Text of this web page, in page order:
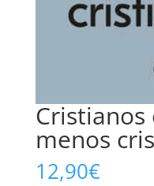
menos
12,90€